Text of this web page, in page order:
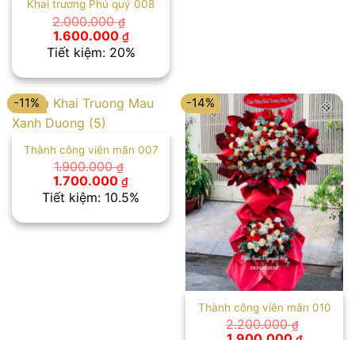
Khai trương Phú quý 008
2.000.000₫
Giá
gốc
là:
1.600.000 ₫Giá
hiện
tại
1.600.000 ₫.
Tiết kiệm: 20%
-11%
Thành công viên mãn 007
1.900.000₫
Giá
gốc
là:
1.700.000 ₫Giá
hiện
tại
1.700.000 ₫.
Tiết kiệm: 10.5%
-14%
Thành công viên mãn 010
2.200.000₫